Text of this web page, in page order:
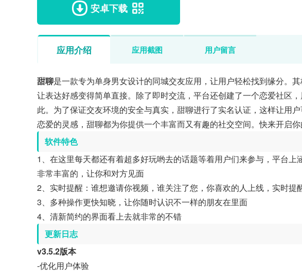
安卓下载
应用介绍 应用截图 用户留言
甜聊是一款专为单身男女设计的同城交友应用，让用户轻松找到缘分。
让表达好感变得简单直接。除了即时交流，平台还创建了一个恋爱社区
此。为了保证交友环境的安全与真实，甜聊进行了实名认证，这样让用
恋爱的灵感，甜聊都为你提供一个丰富而又有趣的社交空间。快来开启你
软件特色
1、在这里每天都还有着超多好玩哟去的话题等着用户们来参与，平台
非常丰富的，让你和对方见面
2、实时提醒：谁想邀请你视频，谁关注了您，你喜欢的人上线，实时提
3、多种操作更快知晓，让你随时认识不一样的朋友在里面
4、清新简约的界面看上去就非常的不错
更新日志
v3.5.2版本
-优化用户体验